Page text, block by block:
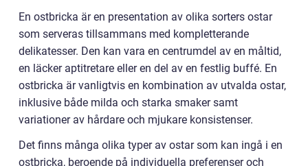
En ostbricka är en presentation av olika sorters ostar
som serveras tillsammans med kompletterande
delikatesser. Den kan vara en centrumdel av en måltid,
en läcker aptitretare eller en del av en festlig buffé. En
ostbricka är vanligtvis en kombination av utvalda ostar,
inklusive både milda och starka smaker samt
variationer av hårdare och mjukare konsistenser.
Det finns många olika typer av ostar som kan ingå i en
ostbricka, beroende på individuella preferenser och